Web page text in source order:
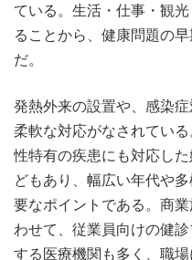
ている。生活・仕事・観
ることから、健康問題の
だ。
発熱外来の設置や、感染
柔軟な対応がなされてい
性特有の疾患にも対応し
どもあり、幅広い年代や
要なポイントである。商
わせて、従業員向けの健
する医療機関も多く、職